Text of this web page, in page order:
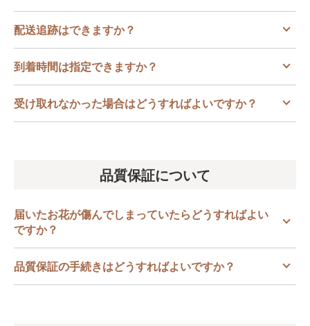
配送追跡はできますか？
到着時間は指定できますか？
受け取れなかった場合はどうすればよいですか？
品質保証について
届いたお花が傷んでしまっていたらどうすればよい
ですか？
品質保証の手続きはどうすればよいですか？